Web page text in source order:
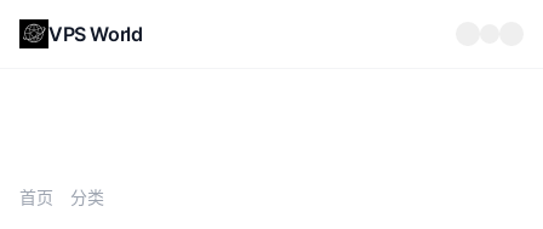
VPS World
首页 分类